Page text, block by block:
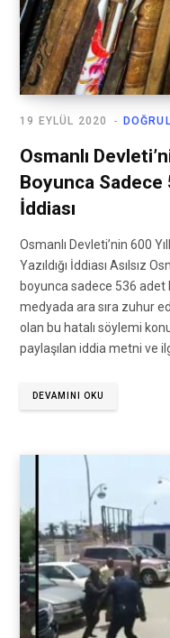
19 EYLÜL 2020
Osmanlı
Boyunca Sadece
İddiası
Osmanlı Devleti’nin 600
Yazıldığı İddiası Asılsız
boyunca sadece 536 adet
medyada ara sıra zuhur
olan bu hatalı söylemi
paylaşılan iddia metni ve
DEVAMINI OKU